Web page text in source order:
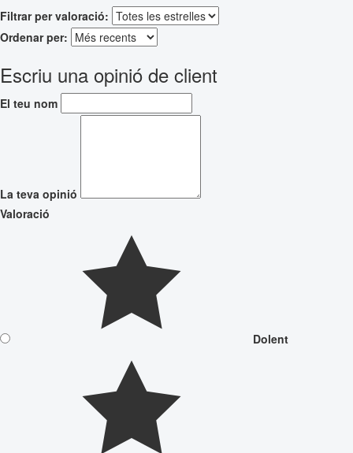
Filtrar per valoració:
Ordenar per:
Escriu una opinió de client
El teu nom
La teva opinió
Valoració
Dolent